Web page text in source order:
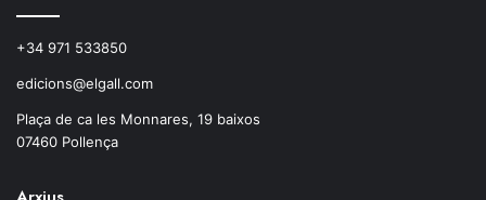
+34 971 533850
edicions@elgall.com
Plaça de ca les Monnares, 19 baixos
07460 Pollença